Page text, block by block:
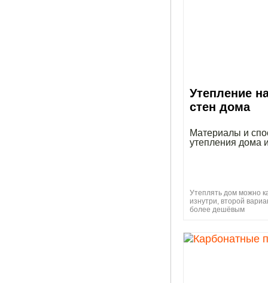
Утепление
стен дома
Материалы и
утепления дома
Утеплять дом можно
изнутри, второй
более дешёвым